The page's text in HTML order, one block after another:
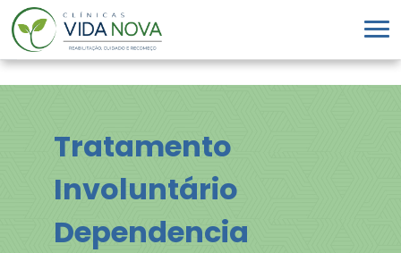
Tratamento
Involuntário
Dependencia